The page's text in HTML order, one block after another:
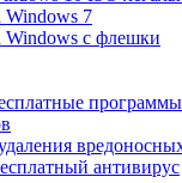
Windows 7
Windows с флешки
программы
антивирус